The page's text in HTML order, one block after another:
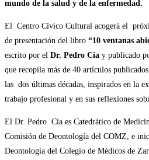
mundo de la salud y de la enfermedad.
El Centro Cívico Cultural acogerá el
de presentación del libro “10 ventanas
escrito por el Dr. Pedro Cía y publicado
que recopila más de 40 artículos
las dos últimas décadas, inspirados en la
trabajo profesional y en sus reflexiones
El Dr. Pedro Cía es Catedrático de
Comisión de Deontología del COMZ, e
Deontología del Colegio de Médicos de